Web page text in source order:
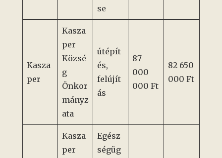
se
Kasza
per
Kasza
per
Közsé
g
Önkor
mányz
ata
útépít
és,
felújít
ás
87
000
000 Ft
82 650
000 Ft
Kasza
per
Egész
ségüg